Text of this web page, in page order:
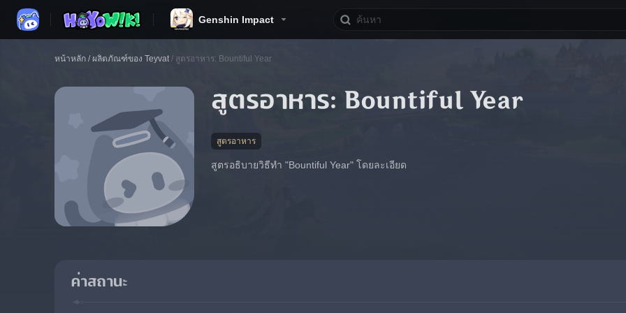
Genshin Impact
หน้าหลัก / ผลิตภัณฑ์ของ Teyvat / สูตรอาหาร: Bountiful Year
สูตรอาหาร: Bountiful Year
สูตรอาหาร
สูตรอธิบายวิธีทำ "Bountiful Year" โดยละเอียด
ค่าสถานะ